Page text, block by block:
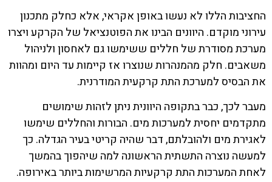
החציבות הללו לא נעשו באופן אקראי, אלא כחלק מתכנון
עירוני מוקדם. היוונים הבינו את הפוטנציאל של הקרקע ויצרו
מערכת מסודרת של חללים ששימשו גם לאחסון ולניהול
משאבים. חלק מהמנהרות שנוצרו אז קיימות עד היום ומהוות
את הבסיס למערכת התת קרקעית המודרנית.
מעבר לכך, כבר בתקופה היוונית ניתן לזהות שימושים
מתקדמים יחסית למערכות מים. הבורות והחללים שימשו
לאגירת מים ולהובלתם, דבר שהיה קריטי בעיר הגדלה. כך
למעשה נוצרה התשתית הראשונה למה שיהפוך בהמשך
לאחת המערכות התת קרקעיות המרשימות ביותר באירופה.